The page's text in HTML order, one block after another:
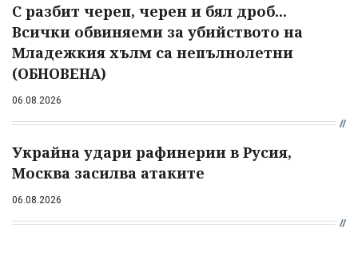
С разбит череп, черен и бял дроб...
Всички обвиняеми за убийството на
Младежкия хълм са непълнолетни
(ОБНОВЕНА)
06.08.2026
Украйна удари рафинерии в Русия,
Москва засилва атаките
06.08.2026